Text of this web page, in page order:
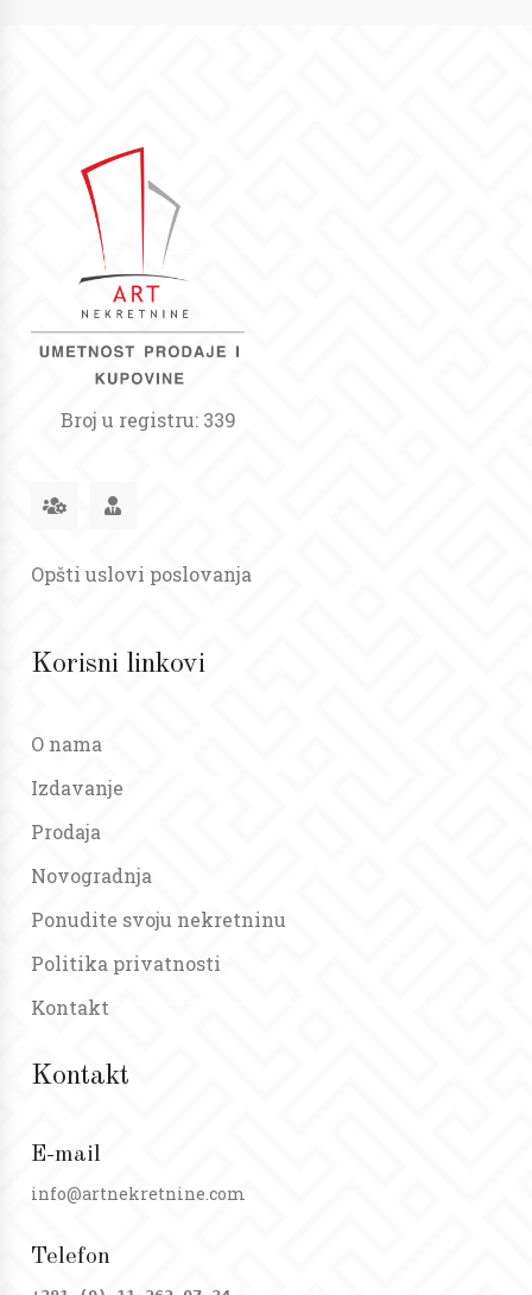
Broj u registru: 339
Opšti uslovi poslovanja
Korisni linkovi
O nama
Izdavanje
Prodaja
Novogradnja
Ponudite svoju nekretninu
Politika privatnosti
Kontakt
Kontakt
E-mail
info@artnekretnine.com
Telefon